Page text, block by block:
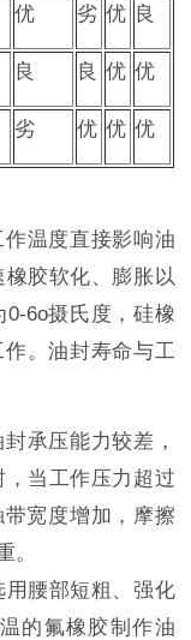
优 劣 优 良
良 良 优 优
劣 优 优 优
作温度直接影响油
胶软化、膨胀以
6o摄氏度，硅橡
。油封寿命与工
封承压能力较差，
当工作压力超过
宽度增加，摩擦
。
腰部短粗、强化
的氟橡胶制作油